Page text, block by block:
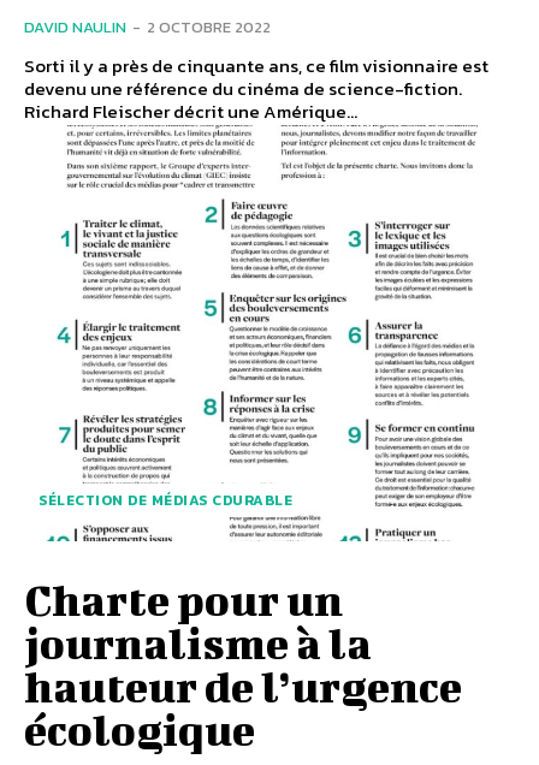
DAVID NAULIN - 2 OCTOBRE 2022
Sorti il y a près de cinquante ans, ce film visionnaire est
devenu une référence du cinéma de science-fiction.
Richard Fleischer décrit une Amérique...
SÉLECTION DE MÉDIAS CDURABLE
Charte pour un
journalisme à la
hauteur de l’urgence
écologique